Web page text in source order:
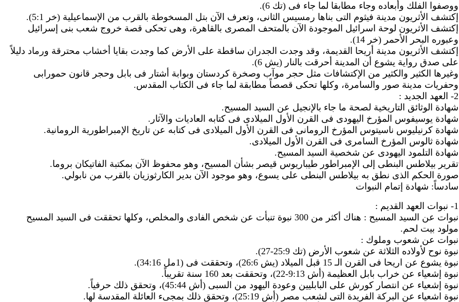
ووصفوا الفلك وأبعاده وجاء مطابقا لما جاء فى (تك 6).
إكتشف الأثريون مدينة فيثوم التى بناها رمسيس الثانى، وتعرف الآن بتل المسخوطة بالقرب من الإسماعيلية (خر 5:1).
إكتشف الأثريون لوحة اسرائيل الموجودة الآن بالمتحف المصرى بالقاهرة، وهى تحكى قصة خروج شعب بنى إسرائيل
وعبوره البحر الأحمر (خر 14).
إكتشف الأثريون مدينة أريحا القديمة، وقد وجدت الجدران ساقطة على الأرض كما وجدت بقايا أخشاب محترقة ورماد دليلاً
على صدق رواية يشوع أن المدينة أحرقت بالنار (يش 6).
وغيرها الكثير والكثير من الإكتشافات مثل حجر موآب وصخرة كردستان وبوابة أشتار فى بابل وحجر قانون حمورابى
وحفريات مدينة صور والسامرة، وكلها تحكى قصصاً مطابقة لما جاء فى الكتاب المقدس.
2- العهد الجديد :
شهادة الوثائق التاريخية لصحة ما جاء بالإنجيل عن السيد المسيح.
شهادة يوسيفوس المؤرخ اليهودى فى القرن الأول الميلادى فى كتابه العاديات والآثار.
شهادة كرنيليوس ناسيتوس المؤرخ الرومانى فى القرن الأول الميلادى فى كتابه عن تاريخ الإمبراطورية الرومانية.
شهادة ثالوس المؤرخ السامرى فى القرن الأول الميلادى.
شهادة التلمود اليهودى عن شخصية السيد المسيح.
تقرير بيلاطس البنطى إلى الإمبراطور طيباريوس قيصر بشأن المسيح، وهو محفوظ الآن بمكتبة الفاتيكان بروما.
صورة الحكم الذى نطق به بيلاطس البنطى على يسوع، وهو موجود الآن بدير الكارثوزيان بالقرب من نابولي.
سادساً: شهادة إتمام النبوات
1- نبوات العهد القديم :
نبوات عن السيد المسيح : هناك أكثر من 300 نبوة تنبأت عن شخص الفادى والمخلص، وكلها تحققت فى السيد المسيح
مولود بيت لحم.
نبوات عن شعوب وملوك :
نبوة نوح لأولاده الثلاثة عن شعوب الأرض (تك 25:9-27).
نبوة يشوع عن اريحا فى القرن الـ 15 قبل الميلاد (يش 26:6)، وتحققت فى (1مل 34:16).
نبوة إشعياء عن خراب بابل العظيمة (أش 9:13-22)، وتحققت بعد 160 سنة تقريباً.
نبوة إشعياء عن انتصار كورش على البابليين وعودة اليهود من السبى (أش 45:44)، وتحقق ذلك حرفياً.
نبوة اشعياء عن البركة الفريدة التى لشعب مصر (أش 25:19)، وتحقق ذلك بمجىء العائلة المقدسة لها.